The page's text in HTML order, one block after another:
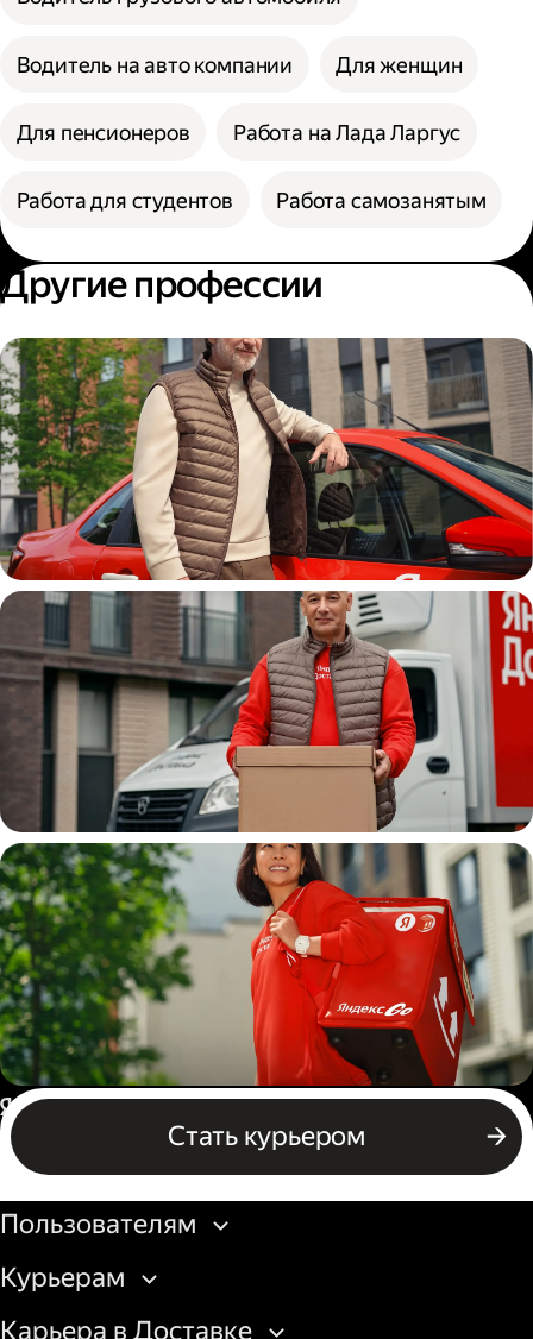
Водитель на авто компании Для женщин
Для пенсионеров Работа на Лада Ларгус
Работа для студентов Работа самозанятым
Другие профессии
Автокурьер
Водитель
грузовой машины
Пеший курьер
Стать курьером
Россия
Бизнесу
Пользователям
Курьерам
Карьера в Доставке